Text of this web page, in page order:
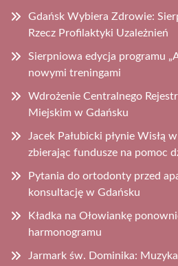
Gdańsk Wybiera Zdrowie:
Rzecz Profilaktyki Uzależnień
Sierpniowa edycja programu
nowymi treningami
Wdrożenie Centralnego
Miejskim w Gdańsku
Jacek Pałubicki płynie Wisłą
zbierając fundusze na pomoc
Pytania do ortodonty przed
konsultację w Gdańsku
Kładka na Ołowiankę
harmonogramu
Jarmark św. Dominika: